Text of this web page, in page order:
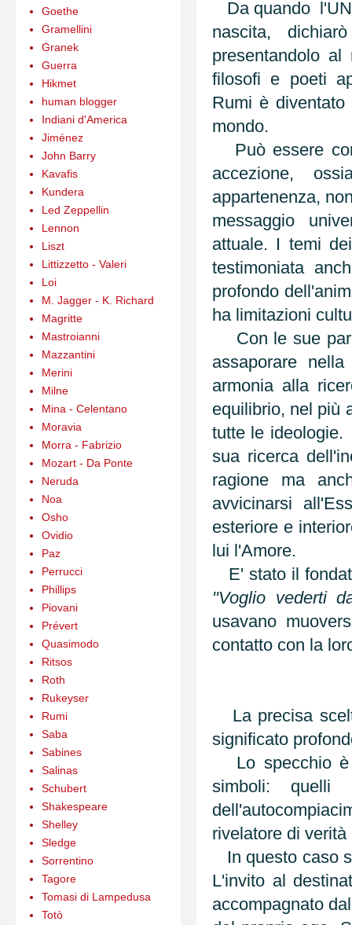
Da quando
nascita,
presentandolo
filosofi e poeti
Rumi è
mondo.
Può essere
accezione,
appartenenza,
messaggio
attuale. I temi
testimoniata
profondo
ha limitazioni
Con le sue
assaporare
armonia alla
equilibrio, nel più
tutte le
sua ricerca
ragione ma
avvicinarsi
esteriore e
lui l'Amore.
E' stato il
"Voglio vederti
usavano
contatto con la
La precisa
significato
Lo specchio è
simboli:
rivelatore di
In questo caso
L'invito al
accompagnato
Goethe
Gramellini
Granek
Guerra
Hikmet
human blogger
Indiani d'America
Jiménez
John Barry
Kavafis
Kundera
Led Zeppellin
Lennon
Liszt
Littizzetto - Valeri
Loi
M. Jagger - K. Richard
Magritte
Mastroianni
Mazzantini
Merini
Milne
Mina - Celentano
Moravia
Morra - Fabrizio
Mozart - Da Ponte
Neruda
Noa
Osho
Ovidio
Paz
Perrucci
Phillips
Piovani
Prévert
Quasimodo
Ritsos
Roth
Rukeyser
Rumi
Saba
Sabines
Salinas
Schubert
Shakespeare
Shelley
Sledge
Sorrentino
Tagore
Tomasi di Lampedusa
Totò